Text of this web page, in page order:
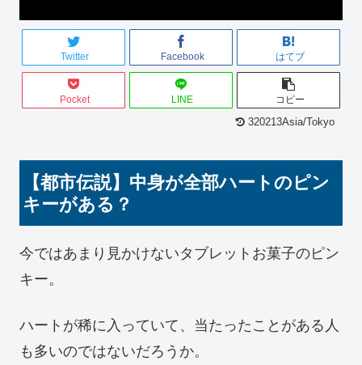
Twitter Facebook はてブ
Pocket LINE コピー
320213Asia/Tokyo
【都市伝説】中身が全部ハートのピン
キーがある？
今ではあまり見かけないタブレットお菓子のピン
キー。
ハートが稀に入っていて、当たったことがある人
も多いのではないだろうか。